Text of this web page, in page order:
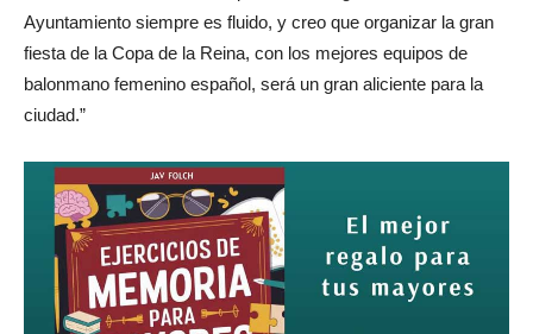
Ayuntamiento siempre es fluido, y creo que organizar la gran
fiesta de la Copa de la Reina, con los mejores equipos de
balonmano femenino español, será un gran aliciente para la
ciudad.”